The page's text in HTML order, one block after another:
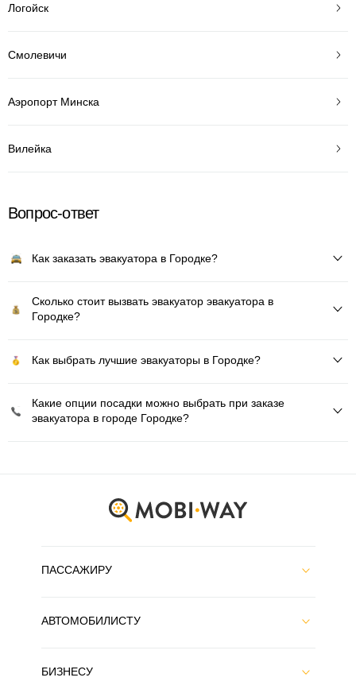
Логойск
Смолевичи
Аэропорт Минска
Вилейка
Вопрос-ответ
Как заказать эвакуатора в Городке?
Сколько стоит вызвать эвакуатор эвакуатора в
Городке?
Как выбрать лучшие эвакуаторы в Городке?
Какие опции посадки можно выбрать при заказе
эвакуатора в городе Городке?
ПАССАЖИРУ
АВТОМОБИЛИСТУ
БИЗНЕСУ